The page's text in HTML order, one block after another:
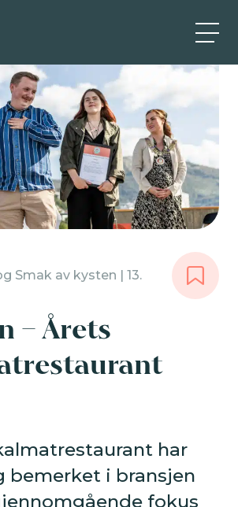
Smak av kysten | 13.
– Årets
har
bemerket i bransjen
fokus